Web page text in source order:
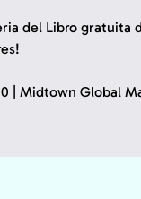
del Libro gratuita
| Midtown Global